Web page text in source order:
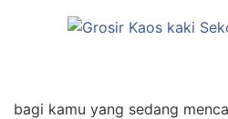
bagi kamu yang sedang